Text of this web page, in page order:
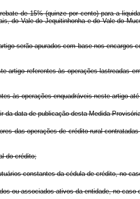
de 15% (quinze por cento) para a
do Vale do Jequitinhonha e do Vale do
serão apurados com base nos
artigo referentes às operações lastreadas
às operações enquadráveis neste artigo
da data de publicação desta Medida
das operações de crédito rural
do crédito;
constantes da cédula de crédito, no
ou associados ativos da entidade, no